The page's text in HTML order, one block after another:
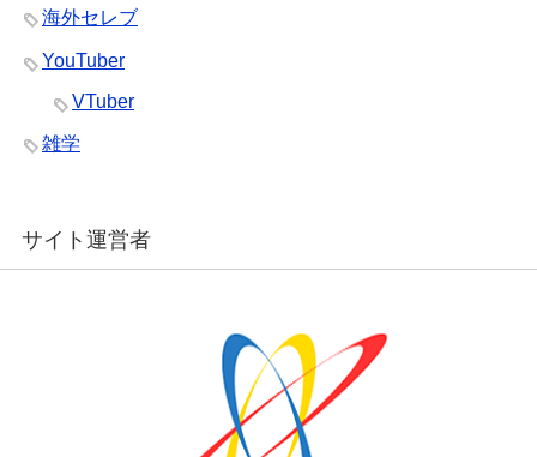
海外セレブ
YouTuber
VTuber
雑学
サイト運営者